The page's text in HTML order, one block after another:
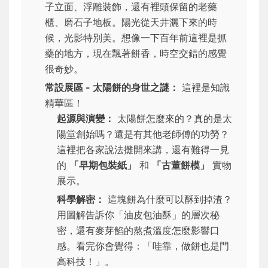
子立面、浮雕裝飾，還有裡頭保留的老藥
櫃、磨石子地板。陽光從天井灑下來的時
候，光影特別美。想像一下百年前這裡是抓
藥的地方，現在飄著餅香，時空交錯的感覺
很奇妙。
常設展區 - 太陽餅的身世之謎： 這裡是知識
精華區！
起源與演變： 太陽餅怎麼來的？真的是太
陽堂創始嗎？還是有其他老師傅的功勞？
這裡把各家說法攤開來講，還有難得一見
的
「早期包裝紙」 和 「古董餅模」
實物
展示。
科學解密： 這塊餅為什麼可以酥到掉渣？
用圖解告訴你「油皮包油酥」的層次秘
密，還有麥芽餡的熬煮溫度怎麼影響口
感。看完你會覺得：「哇靠，做餅也是門
高科技！」。